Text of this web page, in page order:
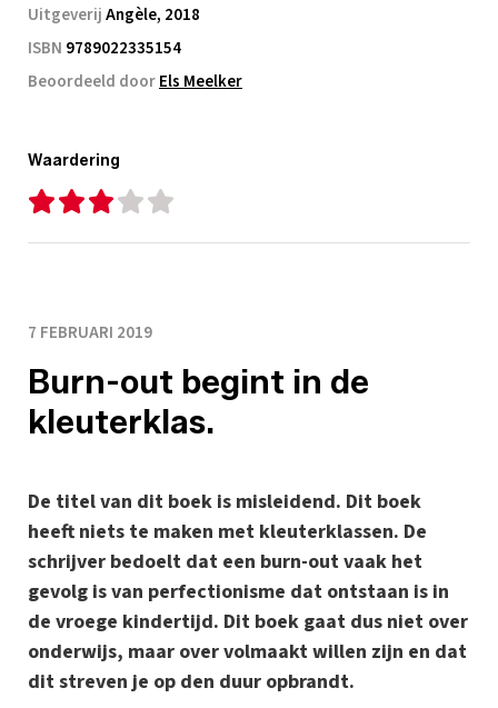
UitgeverijAngèle, 2018
ISBN 9789022335154
Beoordeeld doorEls Meelker
Waardering
7 FEBRUARI 2019
Burn-out begint in de
kleuterklas.
De titel van dit boek is misleidend. Dit boek
heeft niets te maken met kleuterklassen. De
schrijver bedoelt dat een burn-out vaak het
gevolg is van perfectionisme dat ontstaan is in
de vroege kindertijd. Dit boek gaat dus niet over
onderwijs, maar over volmaakt willen zijn en dat
dit streven je op den duur opbrandt.